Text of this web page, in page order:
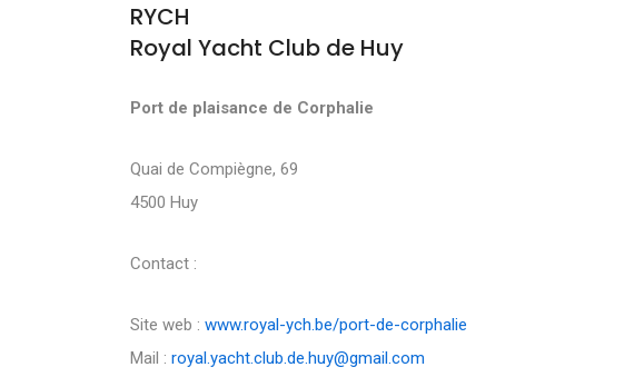
RYCH
Royal Yacht Club de Huy
Port de plaisance de Corphalie
Quai de Compiègne, 69
4500 Huy
Contact :
Site web : www.royal-ych.be/port-de-corphalie
Mail : royal.yacht.club.de.huy@gmail.com